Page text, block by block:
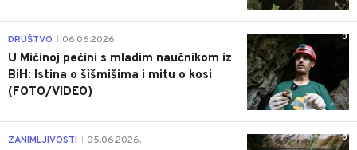
0
DRUŠTVO 06.06.2026.
U Mićinoj pećini s mladim naučnikom iz
BiH: Istina o šišmišima i mitu o kosi
(FOTO/VIDEO)
0
ZANIMLJIVOSTI 05.06.2026.